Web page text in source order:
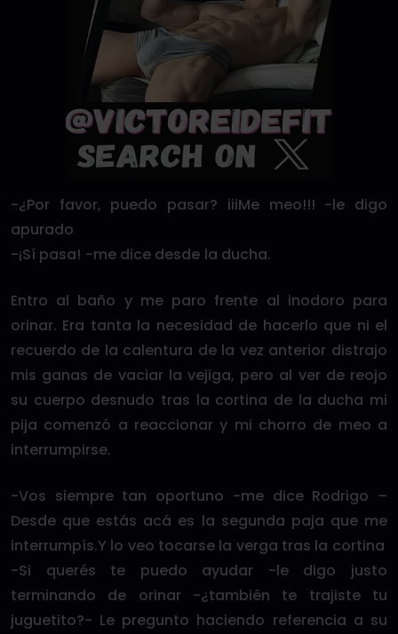
-¿Por favor, puedo pasar? iiiMe meo!!! -le digo
apurado
-¡Sí pasa! -me dice desde la ducha.
Entro al baño y me paro frente al inodoro para
orinar. Era tanta la necesidad de hacerlo que ni el
recuerdo de la calentura de la vez anterior distrajo
mis ganas de vaciar la vejiga, pero al ver de reojo
su cuerpo desnudo tras la cortina de la ducha mi
pija comenzó a reaccionar y mi chorro de meo a
interrumpirse.
-Vos siempre tan oportuno -me dice Rodrigo –
Desde que estás acá es la segunda paja que me
interrumpís.Y lo veo tocarse la verga tras la cortina
-Si querés te puedo ayudar -le digo justo
terminando de orinar -¿también te trajiste tu
juguetito?- Le pregunto haciendo referencia a su